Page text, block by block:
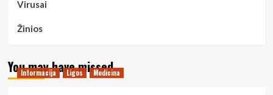
Virusai
Žinios
You may have missed
Informacija Ligos Medicina